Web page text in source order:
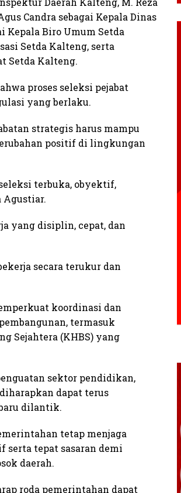
Candra sebagai Kepala Dinas
Kepala Biro Umum Setda
Setda Kalteng, serta
Setda Kalteng.
proses seleksi pejabat
yang berlaku.
strategis harus mampu
positif di lingkungan
terbuka, obyektif,
Agustiar.
yang disiplin, cepat, dan
secara terukur dan
koordinasi dan
termasuk
Sejahtera (KHBS) yang
sektor pendidikan,
dapat terus
dilantik.
tetap menjaga
serta tepat sasaran demi
daerah.
roda pemerintahan dapat